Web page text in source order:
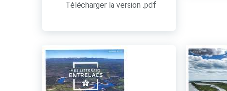
Télécharger la version .pdf